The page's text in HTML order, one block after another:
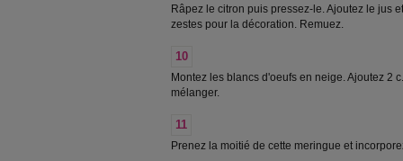
Râpez le citron puis pressez-le. Ajoutez le jus
zestes pour la décoration. Remuez.
10
Montez les blancs d'oeufs en neige. Ajoutez 2
mélanger.
11
Prenez la moitié de cette meringue et